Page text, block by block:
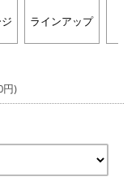
ラインアップ
円)